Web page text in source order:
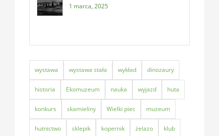
1 marca, 2025
wystawa wystawa stała wykład dinozaury
historia Ekomuzeum nauka wyjazd huta
konkurs skamieliny Wielki piec muzeum
hutnictwo sklepik kopernik żelazo klub